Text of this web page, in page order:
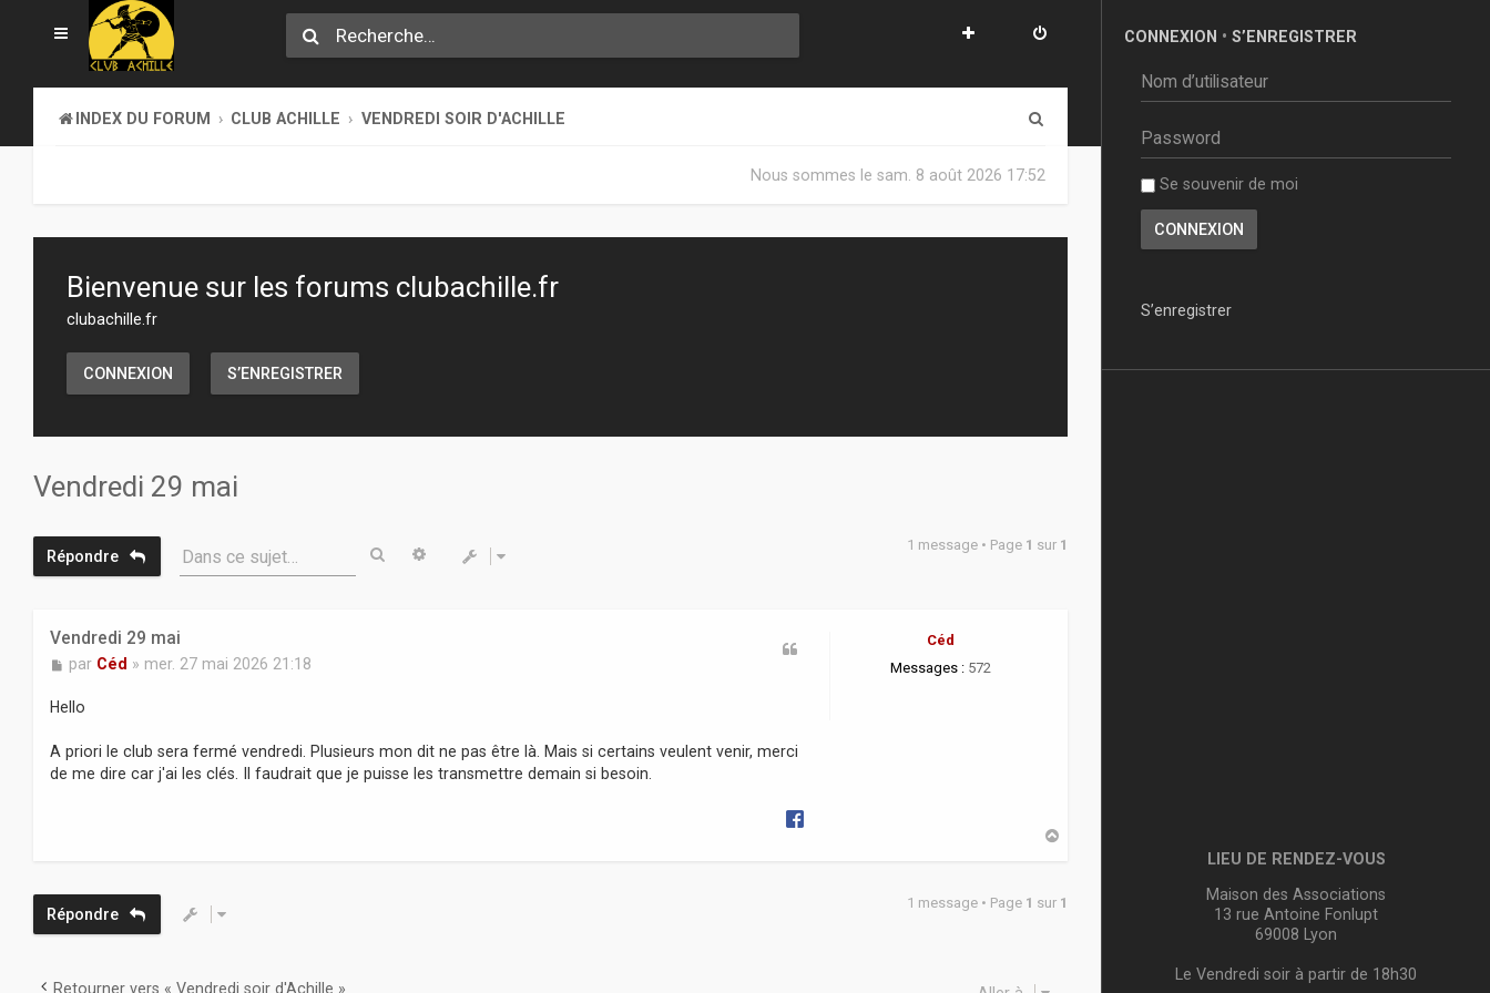
INDEX DU FORUM CLUB ACHILLE VENDREDI SOIR D'ACHILLE
c
Nous sommes le sam. 8 août 2026 17:52
Bienvenue sur les forums clubachille.fr
clubachille.fr
CONNEXION S’ENREGISTRER
Vendredi 29 mai
Répondre Dans ce sujet… RechercherRecherche avancée 1 message • Page 1 sur 1
Céd
Messages : 572
Vendredi 29 mai
M
s
s
g
e
par Céd » mer. 27 mai 2026 21:18
Hello
A priori le club sera fermé vendredi. Plusieurs mon dit ne pas être là. Mais si certains veulent venir, merci
de me dire car j'ai les clés. Il faudrait que je puisse les transmettre demain si besoin.
Répondre
1 message • Page 1 sur 1
Retourner vers « Vendredi soir d'Achille »
CONNEXION • S’ENREGISTRER
Se souvenir de moi
S’enregistrer
LIEU DE RENDEZ-VOUS
Maison des Associations
13 rue Antoine Fonlupt
69008 Lyon
Le Vendredi soir à partir de 18h30